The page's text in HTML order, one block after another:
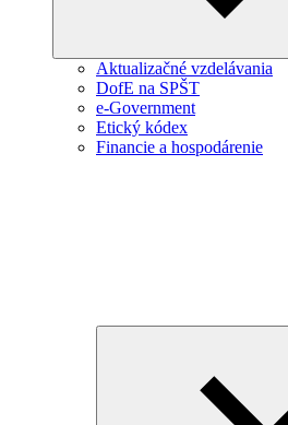
Aktualizačné vzdelávania
DofE na SPŠT
e-Government
Etický kódex
Financie a hospodárenie